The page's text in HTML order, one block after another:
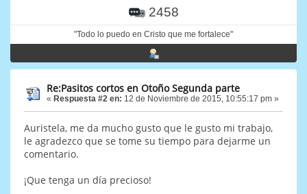
2458
"Todo lo puedo en Cristo que me fortalece"
Re:Pasitos cortos en Otoño Segunda parte
« Respuesta #2 en: 12 de Noviembre de 2015, 10:55:17 pm »
Auristela, me da mucho gusto que le gusto mi trabajo,
le agradezco que se tome su tiempo para dejarme un
comentario.
¡Que tenga un día precioso!